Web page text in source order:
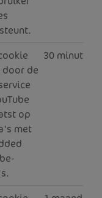
de
op
met
30 minuten